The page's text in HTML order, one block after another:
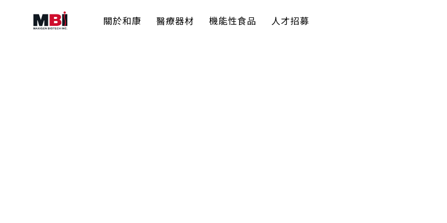
關於和康 醫療器材 機能性食品 人才招募